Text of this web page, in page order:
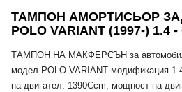
ТАМПОН АМОРТИСЬОР
POLO VARIANT (1997-) 1.4
ТАМПОН НА МАКФЕРСЪН за
модел POLO VARIANT модификация
на двигател: 1390Ccm, мощност на